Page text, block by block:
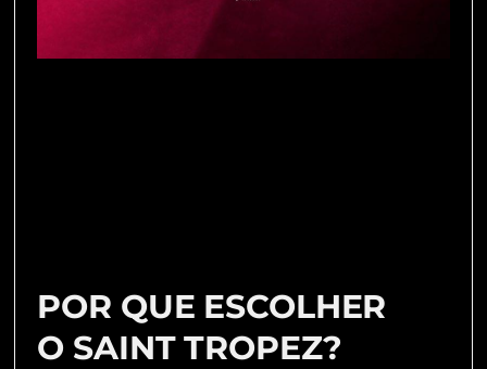
POR QUE ESCOLHER
O SAINT TROPEZ?